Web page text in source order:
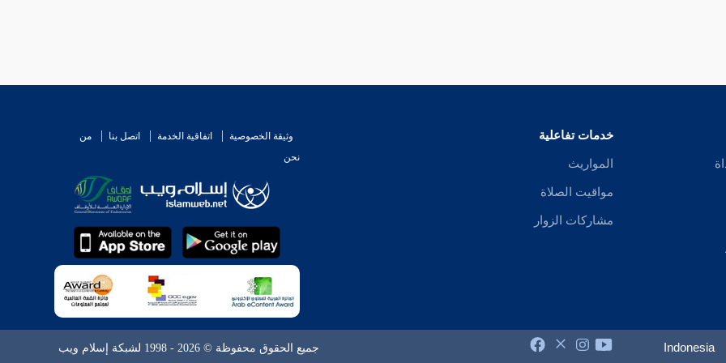
خدمات تفاعلية
المواريث
مواقيت الصلاة
مشاركات الزوار
وثيقة الخصوصية اتفاقية الخدمة اتصل بنا
من
نحن
Indonesia جميع الحقوق محفوظة © 2026 - 1998 لشبكة إسلام ويب